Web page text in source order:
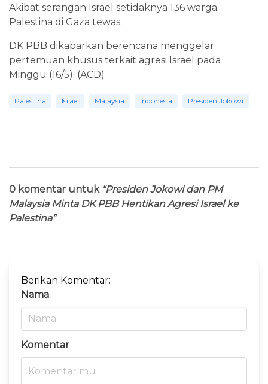
Akibat serangan Israel setidaknya 136 warga
Palestina di Gaza tewas.
DK PBB dikabarkan berencana menggelar
pertemuan khusus terkait agresi Israel pada
Minggu (16/5). (ACD)
Palestina Israel Malaysia Indonesia Presiden Jokowi
0 komentar untuk “Presiden Jokowi dan PM
Malaysia Minta DK PBB Hentikan Agresi Israel ke
Palestina”
Berikan Komentar:
Nama
Komentar